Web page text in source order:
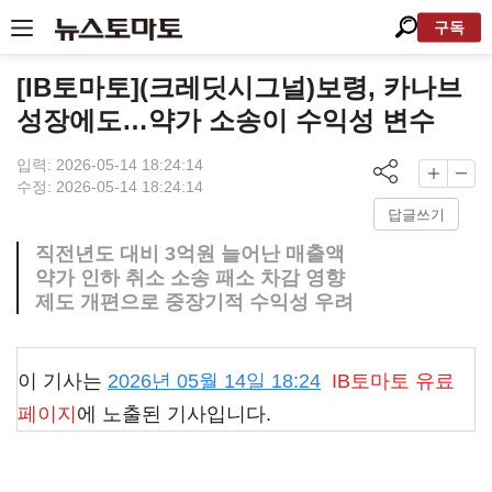
구독
[IB토마토](크레딧시그널)보령, 카나브
성장에도…약가 소송이 수익성 변수
입력: 2026-05-14 18:24:14
수정: 2026-05-14 18:24:14
답글쓰기
직전년도 대비 3억원 늘어난 매출액
약가 인하 취소 소송 패소 차감 영향
제도 개편으로 중장기적 수익성 우려
이 기사는 2026년 05월 14일 18:24 IB토마토 유료
페이지 에 노출된 기사입니다.